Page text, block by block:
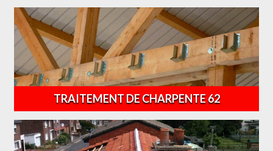
TRAITEMENT DE CHARPENTE 62